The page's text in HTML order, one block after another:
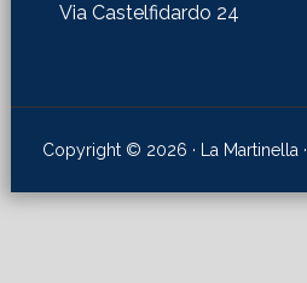
Via Castelfidardo 24
Copyright © 2026 · La Martinella ·